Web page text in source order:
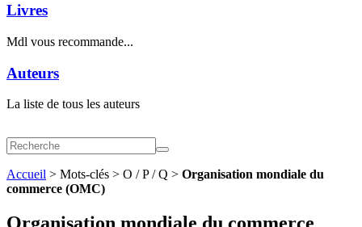
Livres
Mdl vous recommande...
Auteurs
La liste de tous les auteurs
Accueil > Mots-clés > O / P / Q > Organisation mondiale du
commerce (OMC)